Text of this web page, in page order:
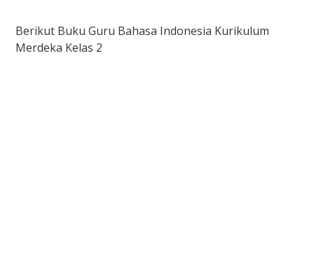
Berikut Buku Guru Bahasa Indonesia Kurikulum
Merdeka Kelas 2